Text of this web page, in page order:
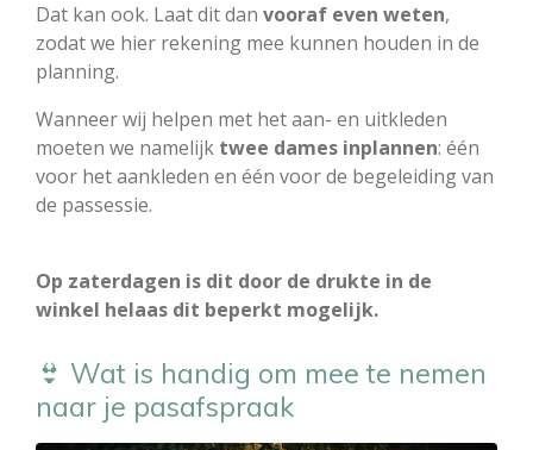
Dat kan ook. Laat dit dan vooraf even weten,
zodat we hier rekening mee kunnen houden in de
planning.
Wanneer wij helpen met het aan- en uitkleden
moeten we namelijk twee dames inplannen: één
voor het aankleden en één voor de begeleiding van
de passessie.
Op zaterdagen is dit door de drukte in de
winkel helaas dit beperkt mogelijk.
👙 Wat is handig om mee te nemen
naar je pasafspraak